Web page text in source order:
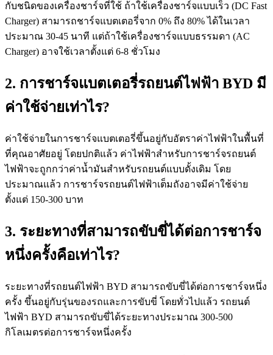
กับชนิดของเครื่องชาร์จที่ใช้ ถ้าใช้เครื่องชาร์จแบบเร็ว (DC Fast
Charger) สามารถชาร์จแบตเตอรี่จาก 0% ถึง 80% ได้ในเวลา
ประมาณ 30-45 นาที แต่ถ้าใช้เครื่องชาร์จแบบธรรมดา (AC
Charger) อาจใช้เวลาตั้งแต่ 6-8 ชั่วโมง
2. การชาร์จแบตเตอรี่รถยนต์ไฟฟ้า BYD มี
ค่าใช้จ่ายเท่าไร?
ค่าใช้จ่ายในการชาร์จแบตเตอรี่ขึ้นอยู่กับอัตราค่าไฟฟ้าในพื้นที่
ที่คุณอาศัยอยู่ โดยปกติแล้ว ค่าไฟฟ้าสำหรับการชาร์จรถยนต์
ไฟฟ้าจะถูกกว่าค่าน้ำมันสำหรับรถยนต์แบบดั้งเดิม โดย
ประมาณแล้ว การชาร์จรถยนต์ไฟฟ้าเต็มถังอาจมีค่าใช้จ่าย
ตั้งแต่ 150-300 บาท
3. ระยะทางที่สามารถขับขี่ได้ต่อการชาร์จ
หนึ่งครั้งคือเท่าไร?
ระยะทางที่รถยนต์ไฟฟ้า BYD สามารถขับขี่ได้ต่อการชาร์จหนึ่ง
ครั้ง ขึ้นอยู่กับรุ่นของรถและการขับขี่ โดยทั่วไปแล้ว รถยนต์
ไฟฟ้า BYD สามารถขับขี่ได้ระยะทางประมาณ 300-500
กิโลเมตรต่อการชาร์จหนึ่งครั้ง